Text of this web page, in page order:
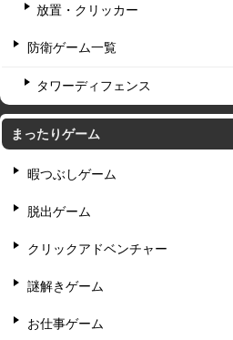
放置・クリッカー
防衛ゲーム一覧
タワーディフェンス
まったりゲーム
暇つぶしゲーム
脱出ゲーム
クリックアドベンチャー
謎解きゲーム
お仕事ゲーム